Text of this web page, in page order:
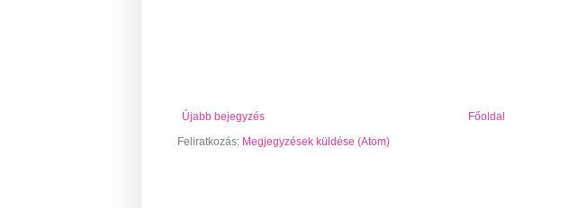
Újabb bejegyzés
Főoldal
Feliratkozás: Megjegyzések küldése (Atom)